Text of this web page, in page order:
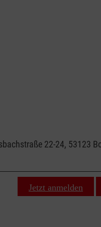
22-24, 53123
Jetzt anmelden